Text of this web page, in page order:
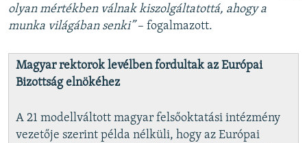
olyan mértékben válnak kiszolgáltatottá, ahogy a
munka világában senki”– fogalmazott.
Magyar rektorok levélben fordultak az Európai
Bizottság elnökéhez
A 21 modellváltott magyar felsőoktatási intézmény
vezetője szerint példa nélküli, hogy az Európai